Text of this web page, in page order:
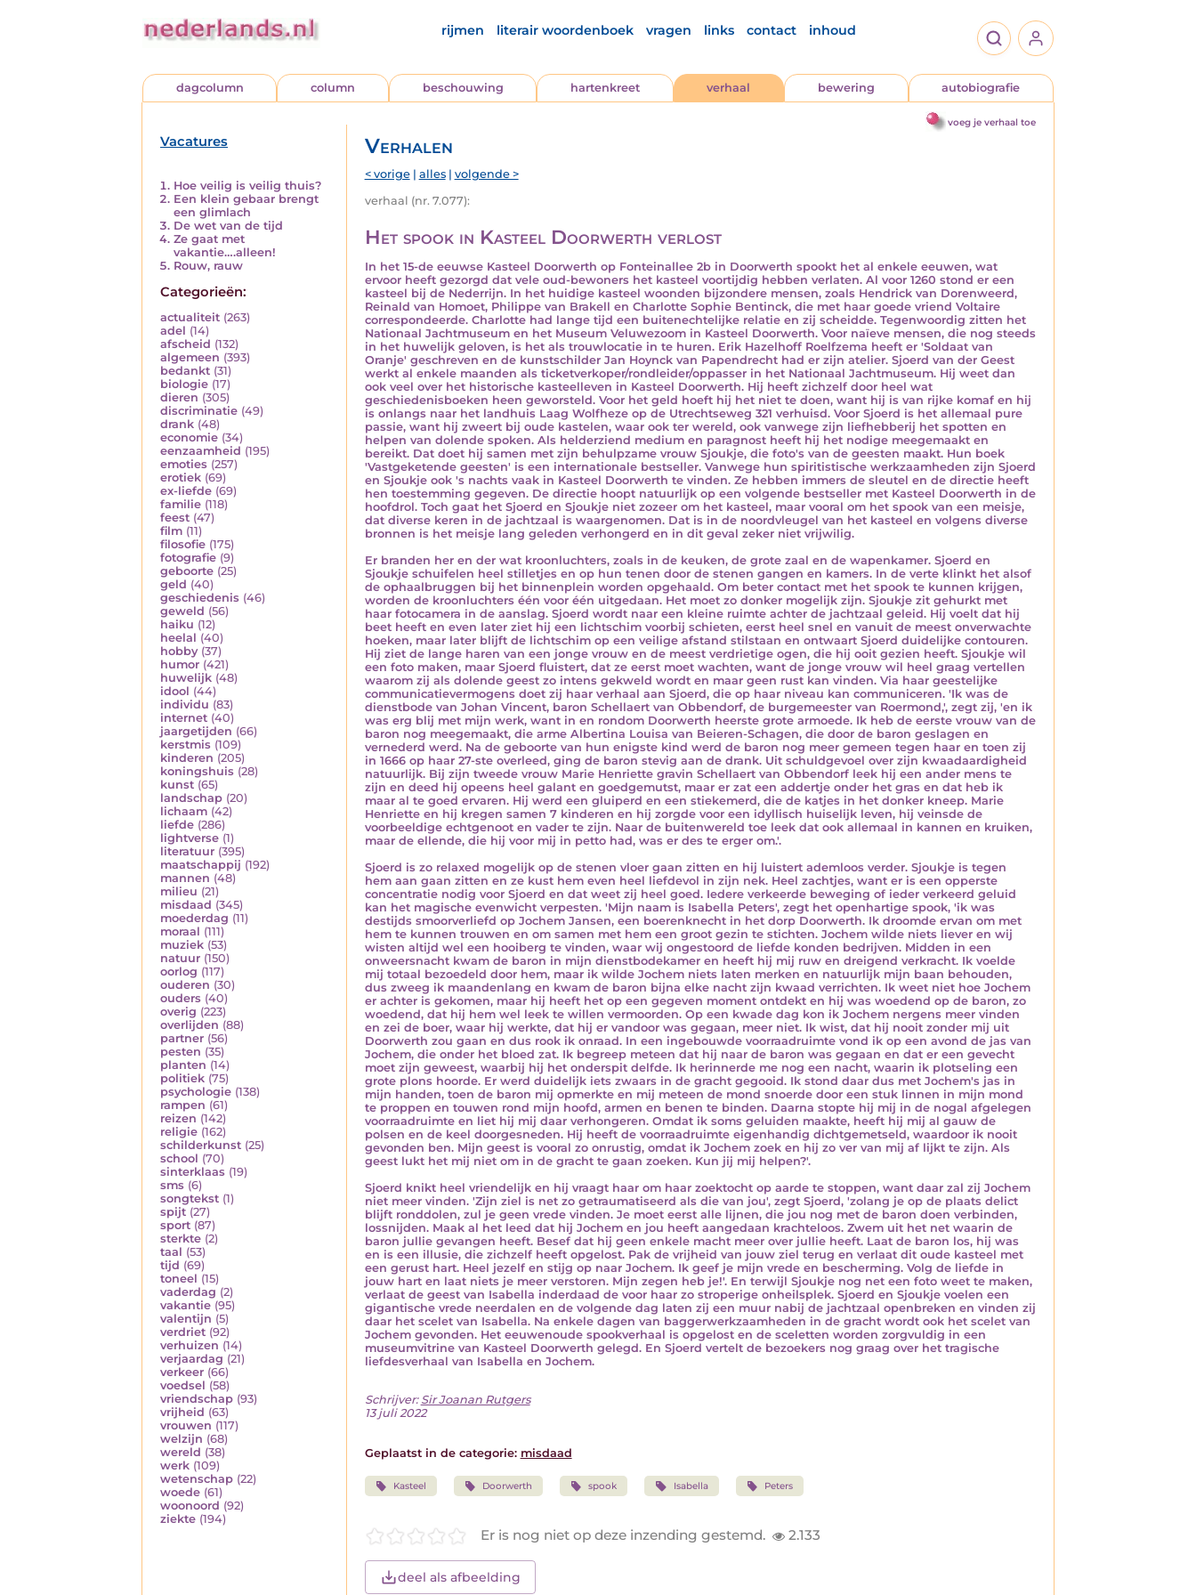
rijmen literair woordenboek vragen links contact inhoud
dagcolumn column beschouwing hartenkreet verhaal bewering autobiografie
voeg je verhaal toe
Vacatures
Hoe veilig is veilig thuis?
Een klein gebaar brengt
een glimlach
De wet van de tijd
Ze gaat met
vakantie….alleen!
Rouw, rauw
Categorieën:
actualiteit (263)
adel (14)
afscheid (132)
algemeen (393)
bedankt (31)
biologie (17)
dieren (305)
discriminatie (49)
drank (48)
economie (34)
eenzaamheid (195)
emoties (257)
erotiek (69)
ex-liefde (69)
familie (118)
feest (47)
film (11)
filosofie (175)
fotografie (9)
geboorte (25)
geld (40)
geschiedenis (46)
geweld (56)
haiku (12)
heelal (40)
hobby (37)
humor (421)
huwelijk (48)
idool (44)
individu (83)
internet (40)
jaargetijden (66)
kerstmis (109)
kinderen (205)
koningshuis (28)
kunst (65)
landschap (20)
lichaam (42)
liefde (286)
lightverse (1)
literatuur (395)
maatschappij (192)
mannen (48)
milieu (21)
misdaad (345)
moederdag (11)
moraal (111)
muziek (53)
natuur (150)
oorlog (117)
ouderen (30)
ouders (40)
overig (223)
overlijden (88)
partner (56)
pesten (35)
planten (14)
politiek (75)
psychologie (138)
rampen (61)
reizen (142)
religie (162)
schilderkunst (25)
school (70)
sinterklaas (19)
sms (6)
songtekst (1)
spijt (27)
sport (87)
sterkte (2)
taal (53)
tijd (69)
toneel (15)
vaderdag (2)
vakantie (95)
valentijn (5)
verdriet (92)
verhuizen (14)
verjaardag (21)
verkeer (66)
voedsel (58)
vriendschap (93)
vrijheid (63)
vrouwen (117)
welzijn (68)
wereld (38)
werk (109)
wetenschap (22)
woede (61)
woonoord (92)
ziekte (194)
Verhalen
< vorige| alles| volgende >
verhaal (nr. 7.077):
Het spook in Kasteel Doorwerth verlost
In het 15-de eeuwse Kasteel Doorwerth op Fonteinallee 2b in Doorwerth spookt het al enkele eeuwen, wat
ervoor heeft gezorgd dat vele oud-bewoners het kasteel voortijdig hebben verlaten. Al voor 1260 stond er een
kasteel bij de Nederrijn. In het huidige kasteel woonden bijzondere mensen, zoals Hendrick van Dorenweerd,
Reinald van Homoet, Philippe van Brakell en Charlotte Sophie Bentinck, die met haar goede vriend Voltaire
correspondeerde. Charlotte had lange tijd een buitenechtelijke relatie en zij scheidde. Tegenwoordig zitten het
Nationaal Jachtmuseum en het Museum Veluwezoom in Kasteel Doorwerth. Voor naïeve mensen, die nog steeds
in het huwelijk geloven, is het als trouwlocatie in te huren. Erik Hazelhoff Roelfzema heeft er 'Soldaat van
Oranje' geschreven en de kunstschilder Jan Hoynck van Papendrecht had er zijn atelier. Sjoerd van der Geest
werkt al enkele maanden als ticketverkoper/rondleider/oppasser in het Nationaal Jachtmuseum. Hij weet dan
ook veel over het historische kasteelleven in Kasteel Doorwerth. Hij heeft zichzelf door heel wat
geschiedenisboeken heen geworsteld. Voor het geld hoeft hij het niet te doen, want hij is van rijke komaf en hij
is onlangs naar het landhuis Laag Wolfheze op de Utrechtseweg 321 verhuisd. Voor Sjoerd is het allemaal pure
passie, want hij zweert bij oude kastelen, waar ook ter wereld, ook vanwege zijn liefhebberij het spotten en
helpen van dolende spoken. Als helderziend medium en paragnost heeft hij het nodige meegemaakt en
bereikt. Dat doet hij samen met zijn behulpzame vrouw Sjoukje, die foto's van de geesten maakt. Hun boek
'Vastgeketende geesten' is een internationale bestseller. Vanwege hun spiritistische werkzaamheden zijn Sjoerd
en Sjoukje ook 's nachts vaak in Kasteel Doorwerth te vinden. Ze hebben immers de sleutel en de directie heeft
hen toestemming gegeven. De directie hoopt natuurlijk op een volgende bestseller met Kasteel Doorwerth in de
hoofdrol. Toch gaat het Sjoerd en Sjoukje niet zozeer om het kasteel, maar vooral om het spook van een meisje,
dat diverse keren in de jachtzaal is waargenomen. Dat is in de noordvleugel van het kasteel en volgens diverse
bronnen is het meisje lang geleden verhongerd en in dit geval zeker niet vrijwilig.
Er branden her en der wat kroonluchters, zoals in de keuken, de grote zaal en de wapenkamer. Sjoerd en
Sjoukje schuifelen heel stilletjes en op hun tenen door de stenen gangen en kamers. In de verte klinkt het alsof
de ophaalbruggen bij het binnenplein worden opgehaald. Om beter contact met het spook te kunnen krijgen,
worden de kroonluchters één voor één uitgedaan. Het moet zo donker mogelijk zijn. Sjoukje zit gehurkt met
haar fotocamera in de aanslag. Sjoerd wordt naar een kleine ruimte achter de jachtzaal geleid. Hij voelt dat hij
beet heeft en even later ziet hij een lichtschim voorbij schieten, eerst heel snel en vanuit de meest onverwachte
hoeken, maar later blijft de lichtschim op een veilige afstand stilstaan en ontwaart Sjoerd duidelijke contouren.
Hij ziet de lange haren van een jonge vrouw en de meest verdrietige ogen, die hij ooit gezien heeft. Sjoukje wil
een foto maken, maar Sjoerd fluistert, dat ze eerst moet wachten, want de jonge vrouw wil heel graag vertellen
waarom zij als dolende geest zo intens gekweld wordt en maar geen rust kan vinden. Via haar geestelijke
communicatievermogens doet zij haar verhaal aan Sjoerd, die op haar niveau kan communiceren. 'Ik was de
dienstbode van Johan Vincent, baron Schellaert van Obbendorf, de burgemeester van Roermond,', zegt zij, 'en ik
was erg blij met mijn werk, want in en rondom Doorwerth heerste grote armoede. Ik heb de eerste vrouw van de
baron nog meegemaakt, die arme Albertina Louisa van Beieren-Schagen, die door de baron geslagen en
vernederd werd. Na de geboorte van hun enigste kind werd de baron nog meer gemeen tegen haar en toen zij
in 1666 op haar 27-ste overleed, ging de baron stevig aan de drank. Uit schuldgevoel over zijn kwaadaardigheid
natuurlijk. Bij zijn tweede vrouw Marie Henriette gravin Schellaert van Obbendorf leek hij een ander mens te
zijn en deed hij opeens heel galant en goedgemutst, maar er zat een addertje onder het gras en dat heb ik
maar al te goed ervaren. Hij werd een gluiperd en een stiekemerd, die de katjes in het donker kneep. Marie
Henriette en hij kregen samen 7 kinderen en hij zorgde voor een idyllisch huiselijk leven, hij veinsde de
voorbeeldige echtgenoot en vader te zijn. Naar de buitenwereld toe leek dat ook allemaal in kannen en kruiken,
maar de ellende, die hij voor mij in petto had, was er des te erger om.'.
Sjoerd is zo relaxed mogelijk op de stenen vloer gaan zitten en hij luistert ademloos verder. Sjoukje is tegen
hem aan gaan zitten en ze kust hem even heel liefdevol in zijn nek. Heel zachtjes, want er is een opperste
concentratie nodig voor Sjoerd en dat weet zij heel goed. Iedere verkeerde beweging of ieder verkeerd geluid
kan het magische evenwicht verpesten. 'Mijn naam is Isabella Peters', zegt het openhartige spook, 'ik was
destijds smoorverliefd op Jochem Jansen, een boerenknecht in het dorp Doorwerth. Ik droomde ervan om met
hem te kunnen trouwen en om samen met hem een groot gezin te stichten. Jochem wilde niets liever en wij
wisten altijd wel een hooiberg te vinden, waar wij ongestoord de liefde konden bedrijven. Midden in een
onweersnacht kwam de baron in mijn dienstbodekamer en heeft hij mij ruw en dreigend verkracht. Ik voelde
mij totaal bezoedeld door hem, maar ik wilde Jochem niets laten merken en natuurlijk mijn baan behouden,
dus zweeg ik maandenlang en kwam de baron bijna elke nacht zijn kwaad verrichten. Ik weet niet hoe Jochem
er achter is gekomen, maar hij heeft het op een gegeven moment ontdekt en hij was woedend op de baron, zo
woedend, dat hij hem wel leek te willen vermoorden. Op een kwade dag kon ik Jochem nergens meer vinden
en zei de boer, waar hij werkte, dat hij er vandoor was gegaan, meer niet. Ik wist, dat hij nooit zonder mij uit
Doorwerth zou gaan en dus rook ik onraad. In een ingebouwde voorraadruimte vond ik op een avond de jas van
Jochem, die onder het bloed zat. Ik begreep meteen dat hij naar de baron was gegaan en dat er een gevecht
moet zijn geweest, waarbij hij het onderspit delfde. Ik herinnerde me nog een nacht, waarin ik plotseling een
grote plons hoorde. Er werd duidelijk iets zwaars in de gracht gegooid. Ik stond daar dus met Jochem's jas in
mijn handen, toen de baron mij opmerkte en mij meteen de mond snoerde door een stuk linnen in mijn mond
te proppen en touwen rond mijn hoofd, armen en benen te binden. Daarna stopte hij mij in de nogal afgelegen
voorraadruimte en liet hij mij daar verhongeren. Omdat ik soms geluiden maakte, heeft hij mij al gauw de
polsen en de keel doorgesneden. Hij heeft de voorraadruimte eigenhandig dichtgemetseld, waardoor ik nooit
gevonden ben. Mijn geest is vooral zo onrustig, omdat ik Jochem zoek en hij zo ver van mij af lijkt te zijn. Als
geest lukt het mij niet om in de gracht te gaan zoeken. Kun jij mij helpen?'.
Sjoerd knikt heel vriendelijk en hij vraagt haar om haar zoektocht op aarde te stoppen, want daar zal zij Jochem
niet meer vinden. 'Zijn ziel is net zo getraumatiseerd als die van jou', zegt Sjoerd, 'zolang je op de plaats delict
blijft ronddolen, zul je geen vrede vinden. Je moet eerst alle lijnen, die jou nog met de baron doen verbinden,
lossnijden. Maak al het leed dat hij Jochem en jou heeft aangedaan krachteloos. Zwem uit het net waarin de
baron jullie gevangen heeft. Besef dat hij geen enkele macht meer over jullie heeft. Laat de baron los, hij was
en is een illusie, die zichzelf heeft opgelost. Pak de vrijheid van jouw ziel terug en verlaat dit oude kasteel met
een gerust hart. Heel jezelf en stijg op naar Jochem. Ik geef je mijn vrede en bescherming. Volg de liefde in
jouw hart en laat niets je meer verstoren. Mijn zegen heb je!'. En terwijl Sjoukje nog net een foto weet te maken,
verlaat de geest van Isabella inderdaad de voor haar zo stroperige onheilsplek. Sjoerd en Sjoukje voelen een
gigantische vrede neerdalen en de volgende dag laten zij een muur nabij de jachtzaal openbreken en vinden zij
daar het scelet van Isabella. Na enkele dagen van baggerwerkzaamheden in de gracht wordt ook het scelet van
Jochem gevonden. Het eeuwenoude spookverhaal is opgelost en de sceletten worden zorgvuldig in een
museumvitrine van Kasteel Doorwerth gelegd. En Sjoerd vertelt de bezoekers nog graag over het tragische
liefdesverhaal van Isabella en Jochem.
Schrijver: Sir Joanan Rutgers
13 juli 2022
Geplaatst in de categorie: misdaad
Kasteel Doorwerth spook Isabella Peters
Er is nog niet op deze inzending gestemd. 2.133
deel als afbeelding